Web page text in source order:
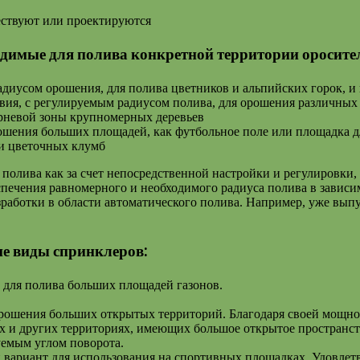
или проектируются
для полива конкретной территории
орошения, для полива цветников и альпийских горок,
с регулируемым радиусом полива, для орошения
зоны крупномерных деревьев
больших площадей, как футбольное поле или площадка
цветочных клумб
как за счет непосредственной настройки и
равномерного и необходимого радиуса полива в
в области автоматического полива. Например, уже
виды спринклеров:
полива больших площадей газонов.
больших открытых территорий. Благодаря своей
и других территориях, имеющих большое открытое
углом поворота.
для использования на спортивных площадках.